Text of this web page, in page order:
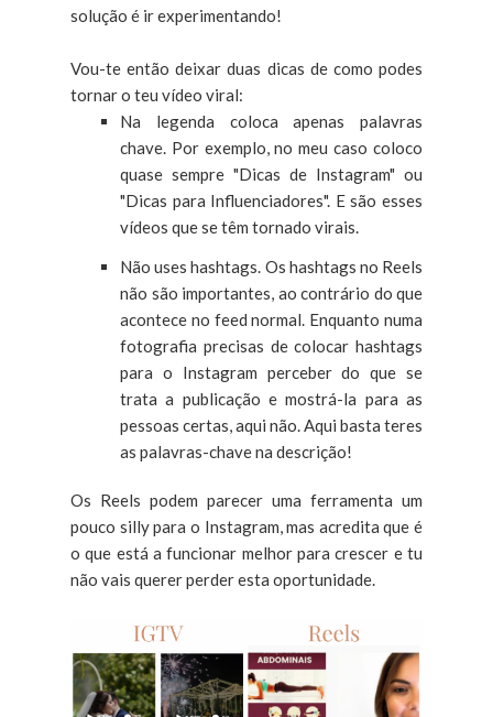
solução é ir experimentando!
Vou-te então deixar duas dicas de como podes
tornar o teu vídeo viral:
Na legenda coloca apenas palavras
chave. Por exemplo, no meu caso coloco
quase sempre "Dicas de Instagram" ou
"Dicas para Influenciadores". E são esses
vídeos que se têm tornado virais.
Não uses hashtags. Os hashtags no Reels
não são importantes, ao contrário do que
acontece no feed normal. Enquanto numa
fotografia precisas de colocar hashtags
para o Instagram perceber do que se
trata a publicação e mostrá-la para as
pessoas certas, aqui não. Aqui basta teres
as palavras-chave na descrição!
Os Reels podem parecer uma ferramenta um
pouco silly para o Instagram, mas acredita que é
o que está a funcionar melhor para crescer e tu
não vais querer perder esta oportunidade.